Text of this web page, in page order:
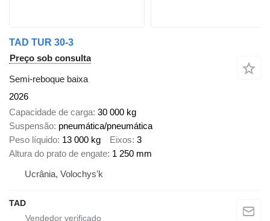
TAD TUR 30-3
Preço sob consulta
Semi-reboque baixa
2026
Capacidade de carga 30 000 kg
Suspensão pneumática/pneumática
Peso líquido 13 000 kg Eixos 3
Altura do prato de engate 1 250 mm
Ucrânia, Volochys'k
TAD